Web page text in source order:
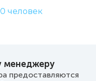
человек
менеджеру
предоставляются